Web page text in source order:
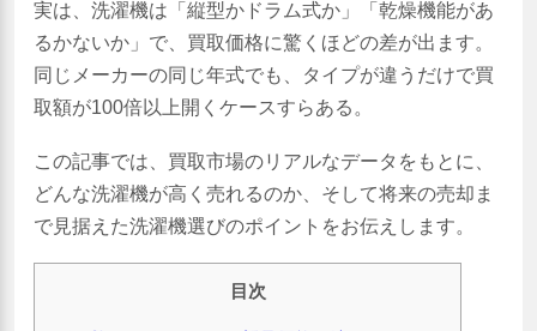
実は、洗濯機は「縦型かドラム式か」「乾燥機能があ
るかないか」で、買取価格に驚くほどの差が出ます。
同じメーカーの同じ年式でも、タイプが違うだけで買
取額が100倍以上開くケースすらある。
この記事では、買取市場のリアルなデータをもとに、
どんな洗濯機が高く売れるのか、そして将来の売却ま
で見据えた洗濯機選びのポイントをお伝えします。
目次